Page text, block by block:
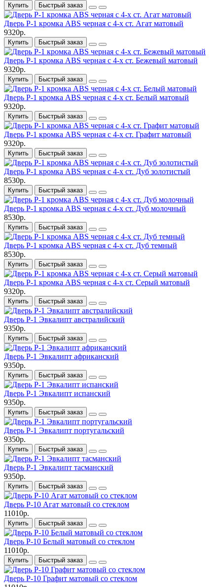
Купить Быстрый заказ
Дверь P-1 кромка ABS черная c 4-х ст. Агат матовый
9320р.
Купить Быстрый заказ
Дверь P-1 кромка ABS черная c 4-х ст. Бежевый матовый
9320р.
Купить Быстрый заказ
Дверь P-1 кромка ABS черная c 4-х ст. Белый матовый
9320р.
Купить Быстрый заказ
Дверь P-1 кромка ABS черная c 4-х ст. Графит матовый
9320р.
Купить Быстрый заказ
Дверь P-1 кромка ABS черная c 4-х ст. Дуб золотистый
8530р.
Купить Быстрый заказ
Дверь P-1 кромка ABS черная c 4-х ст. Дуб молочный
8530р.
Купить Быстрый заказ
Дверь P-1 кромка ABS черная c 4-х ст. Дуб темный
8530р.
Купить Быстрый заказ
Дверь P-1 кромка ABS черная c 4-х ст. Серый матовый
9320р.
Купить Быстрый заказ
Дверь P-1 Эвкалипт австралийский
9350р.
Купить Быстрый заказ
Дверь P-1 Эвкалипт африканский
9350р.
Купить Быстрый заказ
Дверь P-1 Эвкалипт испанский
9350р.
Купить Быстрый заказ
Дверь P-1 Эвкалипт португальский
9350р.
Купить Быстрый заказ
Дверь P-1 Эвкалипт тасманский
9350р.
Купить Быстрый заказ
Дверь P-10 Агат матовый со стеклом
11010р.
Купить Быстрый заказ
Дверь P-10 Белый матовый со стеклом
11010р.
Купить Быстрый заказ
Дверь P-10 Графит матовый со стеклом